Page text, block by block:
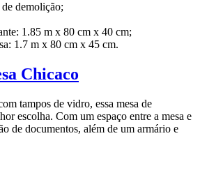
demolição;
1.85 m x 80 cm x 40 cm;
1.7 m x 80 cm x 45 cm.
Chicaco
tampos de vidro, essa mesa de
escolha. Com um espaço entre a mesa e
de documentos, além de um armário e